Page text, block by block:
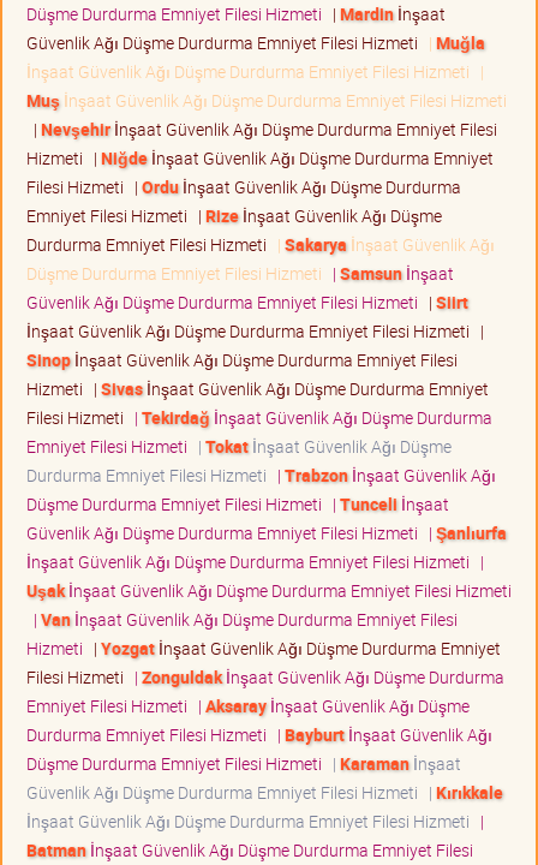
Düşme Durdurma Emniyet Filesi Hizmeti | Mardinİnşaat
Güvenlik Ağı Düşme Durdurma Emniyet Filesi Hizmeti | Muğla
İnşaat Güvenlik Ağı Düşme Durdurma Emniyet Filesi Hizmeti |
Muş İnşaat Güvenlik Ağı Düşme Durdurma Emniyet Filesi Hizmeti
| Nevşehirİnşaat Güvenlik Ağı Düşme Durdurma Emniyet Filesi
Hizmeti | Niğdeİnşaat Güvenlik Ağı Düşme Durdurma Emniyet
Filesi Hizmeti | Orduİnşaat Güvenlik Ağı Düşme Durdurma
Emniyet Filesi Hizmeti | Rizeİnşaat Güvenlik Ağı Düşme
Durdurma Emniyet Filesi Hizmeti | Sakarya İnşaat Güvenlik Ağı
Düşme Durdurma Emniyet Filesi Hizmeti | Samsunİnşaat
Güvenlik Ağı Düşme Durdurma Emniyet Filesi Hizmeti | Siirt
İnşaat Güvenlik Ağı Düşme Durdurma Emniyet Filesi Hizmeti |
Sinopİnşaat Güvenlik Ağı Düşme Durdurma Emniyet Filesi
Hizmeti | Sivasİnşaat Güvenlik Ağı Düşme Durdurma Emniyet
Filesi Hizmeti | Tekirdağ İnşaat Güvenlik Ağı Düşme Durdurma
Emniyet Filesi Hizmeti | Tokatİnşaat Güvenlik Ağı Düşme
Durdurma Emniyet Filesi Hizmeti | Trabzonİnşaat Güvenlik Ağı
Düşme Durdurma Emniyet Filesi Hizmeti | Tunceli İnşaat
Güvenlik Ağı Düşme Durdurma Emniyet Filesi Hizmeti | Şanlıurfa
İnşaat Güvenlik Ağı Düşme Durdurma Emniyet Filesi Hizmeti |
Uşakİnşaat Güvenlik Ağı Düşme Durdurma Emniyet Filesi Hizmeti
| Vanİnşaat Güvenlik Ağı Düşme Durdurma Emniyet Filesi
Hizmeti | Yozgatİnşaat Güvenlik Ağı Düşme Durdurma Emniyet
Filesi Hizmeti | Zonguldakİnşaat Güvenlik Ağı Düşme Durdurma
Emniyet Filesi Hizmeti | Aksarayİnşaat Güvenlik Ağı Düşme
Durdurma Emniyet Filesi Hizmeti | Bayburtİnşaat Güvenlik Ağı
Düşme Durdurma Emniyet Filesi Hizmeti | Karamanİnşaat
Güvenlik Ağı Düşme Durdurma Emniyet Filesi Hizmeti | Kırıkkale
İnşaat Güvenlik Ağı Düşme Durdurma Emniyet Filesi Hizmeti |
Batmanİnşaat Güvenlik Ağı Düşme Durdurma Emniyet Filesi